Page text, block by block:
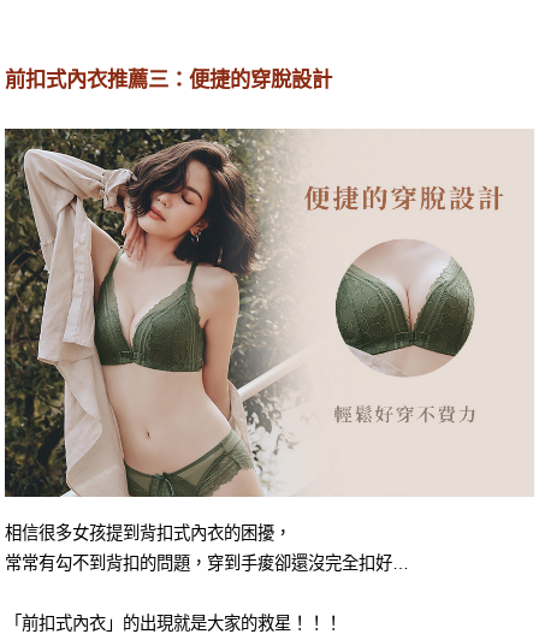
前扣式內衣推薦三：便捷的穿脫設計
相信很多女孩提到背扣式內衣的困擾，
常常有勾不到背扣的問題，穿到手痠卻還沒完全扣好…
「前扣式內衣」的出現就是大家的救星！！！